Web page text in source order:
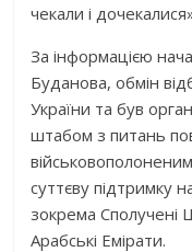
чекали і
За інформацією
Буданова, обмін
України та був
штабом з питань
суттєву підтримку
зокрема Сполучені
Арабські Емірати.